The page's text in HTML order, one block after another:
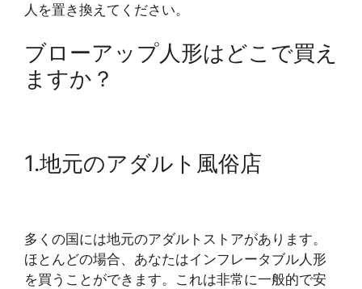
人を置き換えてください。
ブローアップ人形はどこで買え
ますか？
1.地元のアダルト風俗店
多くの国には地元のアダルトストアがあります。
ほとんどの場合、あなたはインフレータブル人形
を買うことができます。これは非常に一般的で安